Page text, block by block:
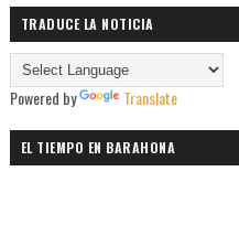
TRADUCE LA NOTICIA
Powered by Translate
EL TIEMPO EN BARAHONA